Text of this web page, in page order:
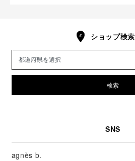
ショップ検索
検索
SNS
agnès b.